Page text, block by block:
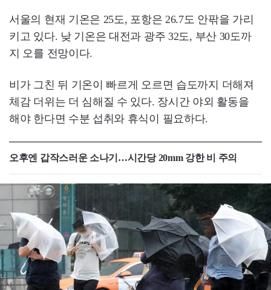
서울의 현재 기온은 25도, 포항은 26.7도 안팎을 가리
키고 있다. 낮 기온은 대전과 광주 32도, 부산 30도까
지 오를 전망이다.
비가 그친 뒤 기온이 빠르게 오르면 습도까지 더해져
체감 더위는 더 심해질 수 있다. 장시간 야외 활동을
해야 한다면 수분 섭취와 휴식이 필요하다.
오후엔 갑작스러운 소나기…시간당 20mm 강한 비 주의